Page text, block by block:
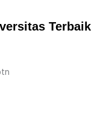
Terbaik